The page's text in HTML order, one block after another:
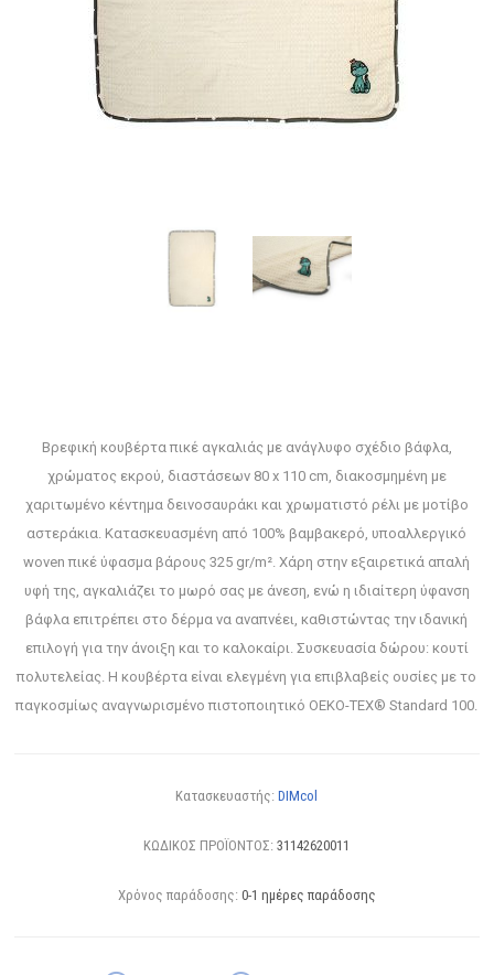
Βρεφική κουβέρτα πικέ αγκαλιάς με ανάγλυφο σχέδιο βάφλα,
χρώματος εκρού, διαστάσεων 80 x 110 cm, διακοσμημένη με
χαριτωμένο κέντημα δεινοσαυράκι και χρωματιστό ρέλι με μοτίβο
αστεράκια. Κατασκευασμένη από 100% βαμβακερό, υποαλλεργικό
woven πικέ ύφασμα βάρους 325 gr/m². Χάρη στην εξαιρετικά απαλή
υφή της, αγκαλιάζει το μωρό σας με άνεση, ενώ η ιδιαίτερη ύφανση
βάφλα επιτρέπει στο δέρμα να αναπνέει, καθιστώντας την ιδανική
επιλογή για την άνοιξη και το καλοκαίρι. Συσκευασία δώρου: κουτί
πολυτελείας. Η κουβέρτα είναι ελεγμένη για επιβλαβείς ουσίες με το
παγκοσμίως αναγνωρισμένο πιστοποιητικό OEKO-TEX® Standard 100.
Κατασκευαστής: DIMcol
ΚΩΔΙΚΟΣ ΠΡΟΪΟΝΤΟΣ: 31142620011
Χρόνος παράδοσης: 0-1 ημέρες παράδοσης